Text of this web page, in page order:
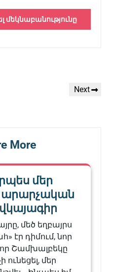
Next
Next
More
մեր
մեծ եղբայրս
էր դիմում, նոր
Շամխալբեկը
ունեցել, մեր